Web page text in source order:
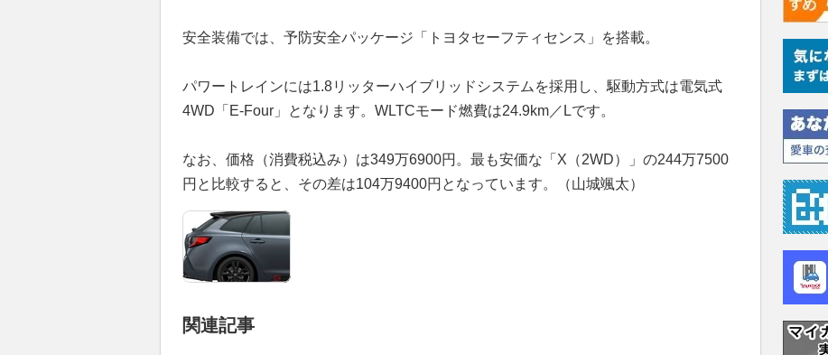
安全装備では、予防安全パッケージ「トヨタセーフティセンス」を搭載。
パワートレインには1.8リッターハイブリッドシステムを採用し、駆動方式は電気式
4WD「E-Four」となります。WLTCモード燃費は24.9km／Lです。
なお、価格（消費税込み）は349万6900円。最も安価な「X（2WD）」の244万7500
円と比較すると、その差は104万9400円となっています。（山城颯太）
関連記事